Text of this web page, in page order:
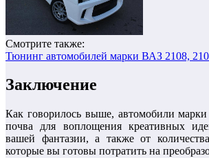
Смотрите также:
Тюнинг автомобилей марки ВАЗ 2108,
Заключение
Как говорилось выше, автомобили
почва для воплощения креативных
вашей фантазии, а также от
которые вы готовы потратить на